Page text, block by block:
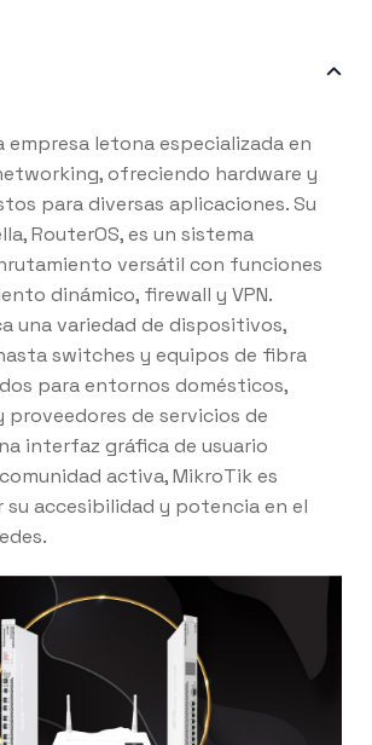
empresa letona especializada en
ofreciendo hardware y
para diversas aplicaciones. Su
RouterOS, es un sistema
versátil con funciones
dinámico, firewall y VPN.
una variedad de dispositivos,
switches y equipos de fibra
para entornos domésticos,
proveedores de servicios de
interfaz gráfica de usuario
activa, MikroTik es
accesibilidad y potencia en el